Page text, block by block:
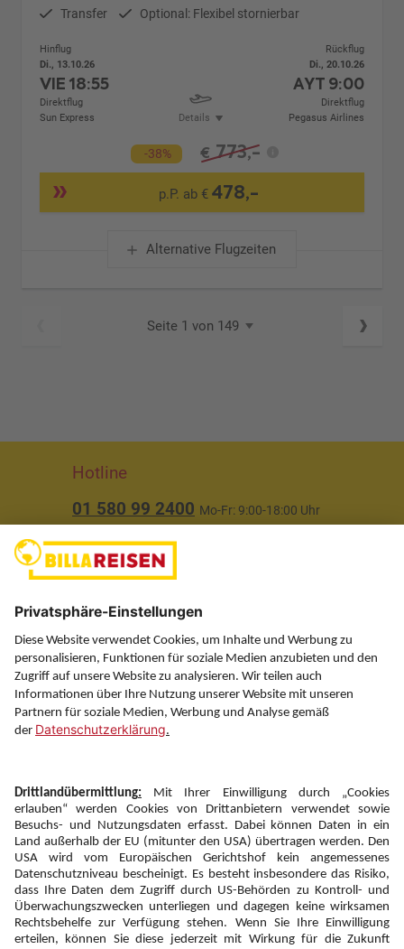
Transfer Optional: Flexibel stornierbar
Hinflug
Di., 13.10.26
VIE18:55
Direktflug
Sun Express
Details
Rückflug
Di., 20.10.26
AYT 9:00
Direktflug
Pegasus Airlines
-38% € 773,-
p.P. ab € 478,-
Alternative Flugzeiten
Seite 1 von 149
Hotline
01 580 99 2400 Mo-Fr: 9:00-18:00 Uhr
Über uns
Service
Information
Folgen Sie uns auf
Newsletter:
Anmelden